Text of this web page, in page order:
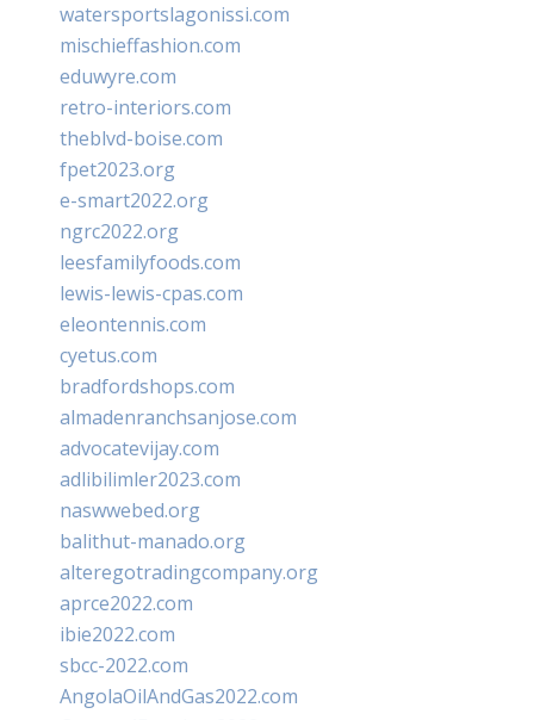
watersportslagonissi.com
mischieffashion.com
eduwyre.com
retro-interiors.com
theblvd-boise.com
fpet2023.org
e-smart2022.org
ngrc2022.org
leesfamilyfoods.com
lewis-lewis-cpas.com
eleontennis.com
cyetus.com
bradfordshops.com
almadenranchsanjose.com
advocatevijay.com
adlibilimler2023.com
naswwebed.org
balithut-manado.org
alteregotradingcompany.org
aprce2022.com
ibie2022.com
sbcc-2022.com
AngolaOilAndGas2022.com